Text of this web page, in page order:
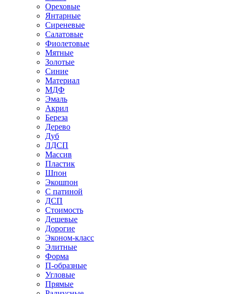
Ореховые
Янтарные
Сиреневые
Салатовые
Фиолетовые
Мятные
Золотые
Синие
Материал
МДФ
Эмаль
Акрил
Береза
Дерево
Дуб
ЛДСП
Массив
Пластик
Шпон
Экошпон
С патиной
ДСП
Стоимость
Дешевые
Дорогие
Эконом-класс
Элитные
Форма
П-образные
Угловые
Прямые